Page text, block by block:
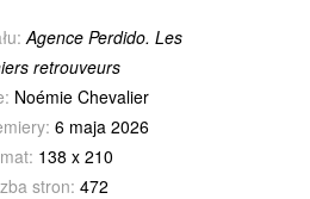
Agence Perdido. Les
retrouveurs
Noémie Chevalier
6 maja 2026
138 x 210
stron: 472